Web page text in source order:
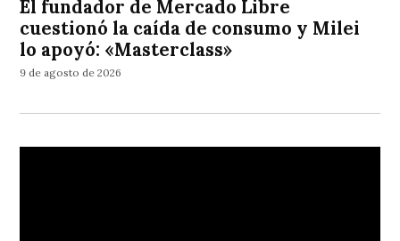
El fundador de Mercado Libre
cuestionó la caída de consumo y Milei
lo apoyó: «Masterclass»
9 de agosto de 2026